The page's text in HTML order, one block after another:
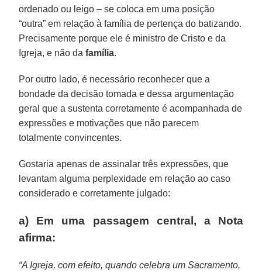
ordenado ou leigo – se coloca em uma posição
“outra” em relação à família de pertença do batizando.
Precisamente porque ele é ministro de Cristo e da
Igreja, e não dafamília.
Por outro lado, é necessário reconhecer que a
bondade da decisão tomada e dessa argumentação
geral que a sustenta corretamente é acompanhada de
expressões e motivações que não parecem
totalmente convincentes.
Gostaria apenas de assinalar três expressões, que
levantam alguma perplexidade em relação ao caso
considerado e corretamente julgado:
a) Em uma passagem central, a Nota
afirma:
“A Igreja, com efeito, quando celebra um Sacramento,